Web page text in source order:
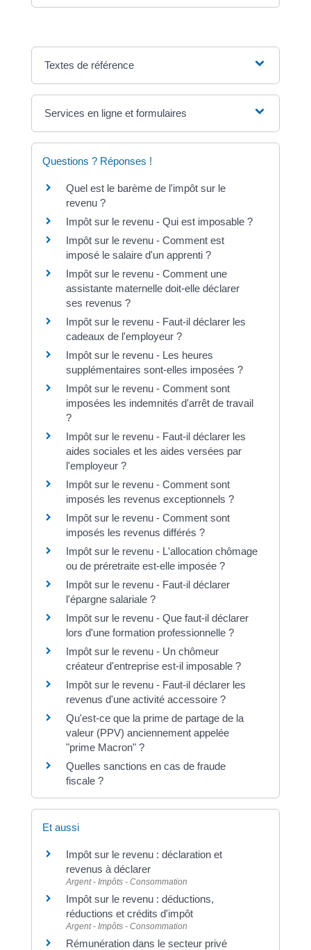
Textes de référence
Services en ligne et formulaires
Questions ? Réponses !
Quel est le barème de l'impôt sur le
revenu ?
Impôt sur le revenu - Qui est imposable ?
Impôt sur le revenu - Comment est
imposé le salaire d'un apprenti ?
Impôt sur le revenu - Comment une
assistante maternelle doit-elle déclarer
ses revenus ?
Impôt sur le revenu - Faut-il déclarer les
cadeaux de l'employeur ?
Impôt sur le revenu - Les heures
supplémentaires sont-elles imposées ?
Impôt sur le revenu - Comment sont
imposées les indemnités d'arrêt de travail
?
Impôt sur le revenu - Faut-il déclarer les
aides sociales et les aides versées par
l'employeur ?
Impôt sur le revenu - Comment sont
imposés les revenus exceptionnels ?
Impôt sur le revenu - Comment sont
imposés les revenus différés ?
Impôt sur le revenu - L'allocation chômage
ou de préretraite est-elle imposée ?
Impôt sur le revenu - Faut-il déclarer
l'épargne salariale ?
Impôt sur le revenu - Que faut-il déclarer
lors d'une formation professionnelle ?
Impôt sur le revenu - Un chômeur
créateur d'entreprise est-il imposable ?
Impôt sur le revenu - Faut-il déclarer les
revenus d'une activité accessoire ?
Qu'est-ce que la prime de partage de la
valeur (PPV) anciennement appelée
"prime Macron" ?
Quelles sanctions en cas de fraude
fiscale ?
Et aussi
Impôt sur le revenu : déclaration et
revenus à déclarer
Argent - Impôts - Consommation
Impôt sur le revenu : déductions,
réductions et crédits d'impôt
Argent - Impôts - Consommation
Rémunération dans le secteur privé